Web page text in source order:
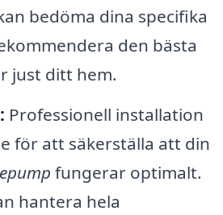
bedöma dina specifika
den bästa
just ditt hem.
Professionell installation
för att säkerställa att din
fungerar optimalt.
hantera hela